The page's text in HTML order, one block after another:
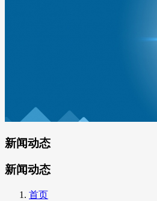
新闻动态
新闻动态
首页